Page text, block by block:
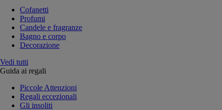
Cofanetti
Profumi
Candele e fragranze
Bagno e corpo
Decorazione
Vedi tutti
Guida ai regali
Piccole Attenzioni
Regali eccezionali
Gli insoliti